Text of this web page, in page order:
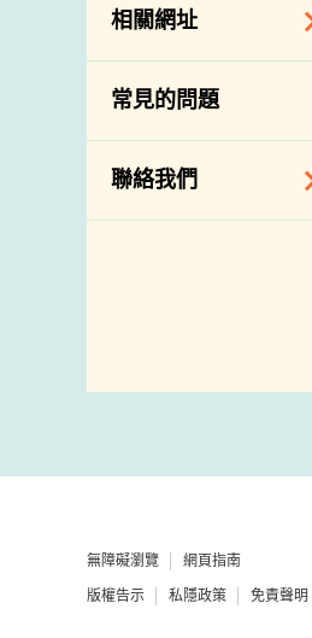
相關網址
相關政府部門／機
構
常見的問題
聯絡我們
郵件貼上足夠郵資
無障礙瀏覽 網頁指南
版權告示 私隱政策 免責聲明